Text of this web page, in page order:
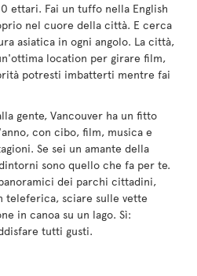
ettari. Fai un tuffo nella English
nel cuore della città. E cerca
asiatica in ogni angolo. La città,
location per girare film,
potresti imbatterti mentre fai
gente, Vancouver ha un fitto
con cibo, film, musica e
Se sei un amante della
sono quello che fa per te.
dei parchi cittadini,
teleferica, sciare sulle vette
in canoa su un lago. Sì:
tutti gusti.